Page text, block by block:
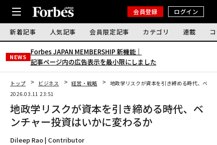
会員登録 ログイン
新着記事 人気記事 会員限定記事 カテゴリ 連載
NEWS
Forbes JAPAN MEMBERSHIP 新機能｜
記事ページ内の広告表示を最小限にしました
トップ ビジネス 経営・戦略
地政学リスクが資本を引き締める時代、ベン
2026.03.11 23:51
地政学リスクが資本を引き締める時代、ベ
ンチャー投資はいかに変わるか
Dileep Rao | Contributor